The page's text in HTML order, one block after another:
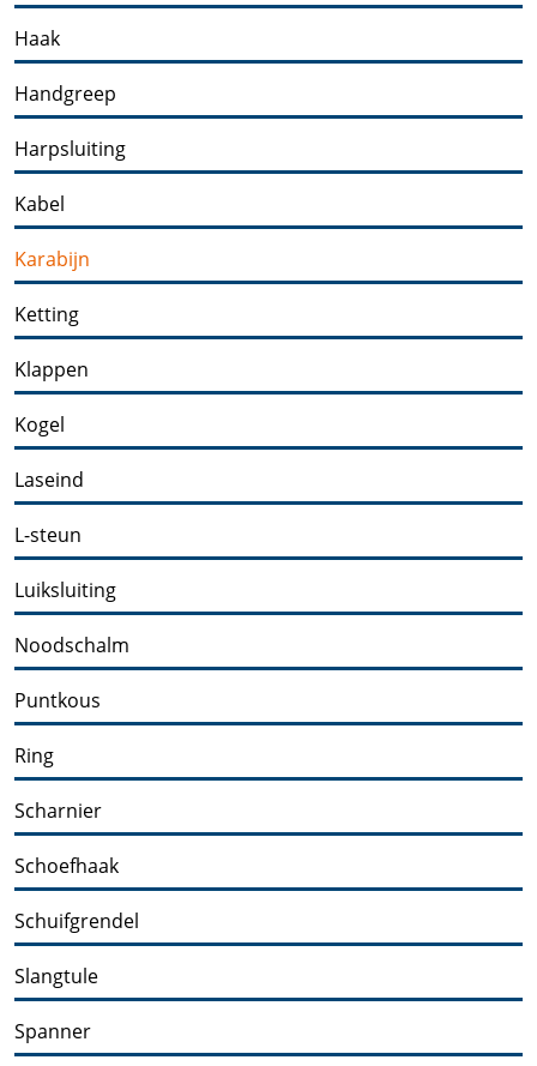
Haak
Handgreep
Harpsluiting
Kabel
Karabijn
Ketting
Klappen
Kogel
Laseind
L-steun
Luiksluiting
Noodschalm
Puntkous
Ring
Scharnier
Schoefhaak
Schuifgrendel
Slangtule
Spanner